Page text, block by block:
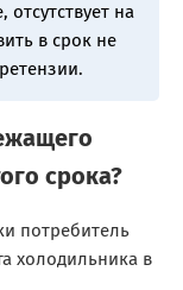
на
в срок не
срока?
потребитель
холодильника в